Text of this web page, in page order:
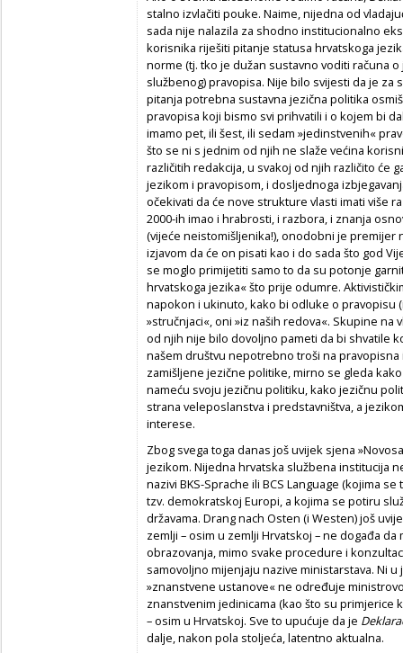
stalno izvlačiti pouke. Naime, nijedna od
sada nije nalazila za shodno institucionalno
korisnika riješiti pitanje statusa hrvatskoga
norme (tj. tko je dužan sustavno voditi računa
službenog) pravopisa. Nije bilo svijesti da je
pitanja potrebna sustavna jezična politika
pravopisa koji bismo svi prihvatili i o kojem bi
imamo pet, ili šest, ili sedam »jedinstvenih«
što se ni s jednim od njih ne slaže većina
različitih redakcija, u svakoj od njih različito će
jezikom i pravopisom, i dosljednoga
očekivati da će nove strukture vlasti imati više
2000-ih imao i hrabrosti, i razbora, i znanja
(vijeće neistomišljenika!), onodobni je premijer
izjavom da će on pisati kao i do sada što god
se moglo primijetiti samo to da su potonje
hrvatskoga jezika« što prije odumre.
napokon i ukinuto, kako bi odluke o pravopisu
»stručnjaci«, oni »iz naših redova«. Skupine na
od njih nije bilo dovoljno pameti da bi shvatile
našem društvu nepotrebno troši na
zamišljene jezične politike, mirno se gleda
nameću svoju jezičnu politiku, kako jezičnu
strana veleposlanstva i predstavništva, a
interese.
Zbog svega toga danas još uvijek sjena
jezikom. Nijedna hrvatska službena institucija
nazivi BKS-Sprache ili BCS Language (kojima
tzv. demokratskoj Europi, a kojima se potiru
državama. Drang nach Osten (i Westen) još
zemlji – osim u zemlji Hrvatskoj – ne događa
obrazovanja, mimo svake procedure i
samovoljno mijenjaju nazive ministarstava. Ni
»znanstvene ustanove« ne određuje
znanstvenim jedinicama (kao što su primjerice
– osim u Hrvatskoj. Sve to upućuje da je
dalje, nakon pola stoljeća, latentno aktualna.